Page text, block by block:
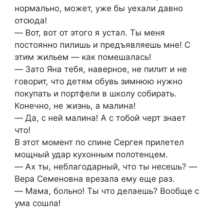
нормально, может, уже бы уехали давно
отсюда!
― Вот, вот от этого я устал. Ты меня
постоянно пилишь и предъявляешь мне! С
этим жильем ― как помешалась!
― Зато Яна тебя, наверное, не пилит и не
говорит, что детям обувь зимнюю нужно
покупать и портфели в школу собирать.
Конечно, не жизнь, а малина!
― Да, с ней малина! А с тобой черт знает
что!
В этот момент по спине Сергея прилетел
мощный удар кухонным полотенцем.
― Ах ты, неблагодарный, что ты несешь? ―
Вера Семеновна врезала ему еще раз.
― Мама, больно! Ты что делаешь? Вообще с
ума сошла!